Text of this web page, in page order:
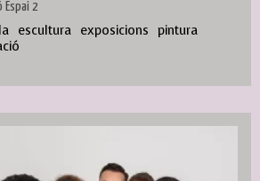
Espai 2
escultura exposicions pintura